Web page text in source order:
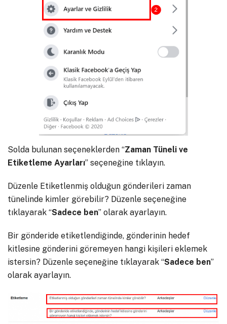
Solda bulunan seçeneklerden “Zaman Tüneli ve
Etiketleme Ayarları” seçeneğine tıklayın.
Düzenle Etiketlenmiş olduğun gönderileri zaman
tünelinde kimler görebilir? Düzenle seçeneğine
tıklayarak “Sadece ben” olarak ayarlayın.
Bir gönderide etiketlendiğinde, gönderinin hedef
kitlesine gönderini göremeyen hangi kişileri eklemek
istersin? Düzenle seçeneğine tıklayarak “Sadece ben”
olarak ayarlayın.